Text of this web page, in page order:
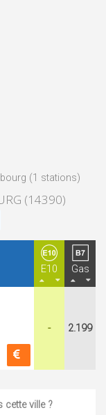
(1 stations)
(14390)
E10 Gas
- 2.199
cette ville ?